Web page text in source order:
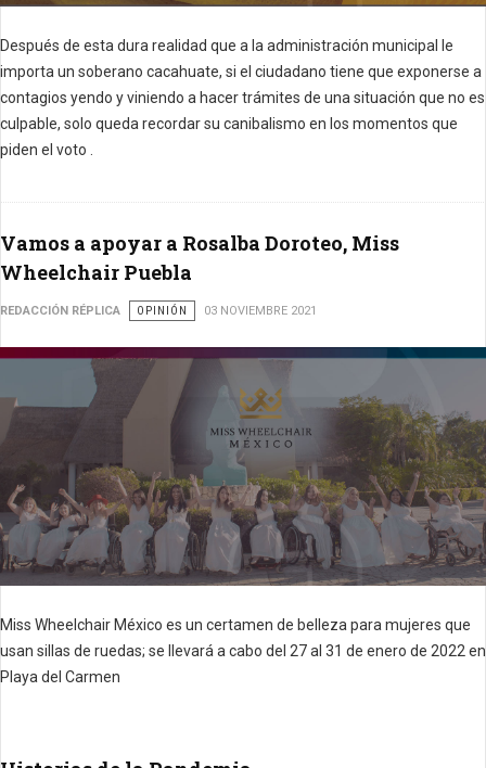
Después de esta dura realidad que a la administración municipal le
importa un soberano cacahuate, si el ciudadano tiene que exponerse a
contagios yendo y viniendo a hacer trámites de una situación que no es
culpable, solo queda recordar su canibalismo en los momentos que
piden el voto .
Vamos a apoyar a Rosalba Doroteo, Miss
Wheelchair Puebla
REDACCIÓN RÉPLICA OPINIÓN 03 NOVIEMBRE 2021
Miss Wheelchair México es un certamen de belleza para mujeres que
usan sillas de ruedas; se llevará a cabo del 27 al 31 de enero de 2022 en
Playa del Carmen